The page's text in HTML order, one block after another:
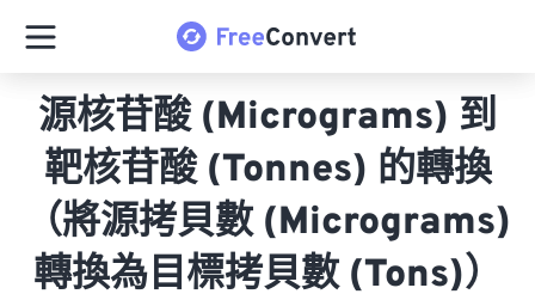
源核苷酸 (Micrograms) 到
靶核苷酸 (Tonnes) 的轉換
（將源拷貝數 (Micrograms)
轉換為目標拷貝數 (Tons)）